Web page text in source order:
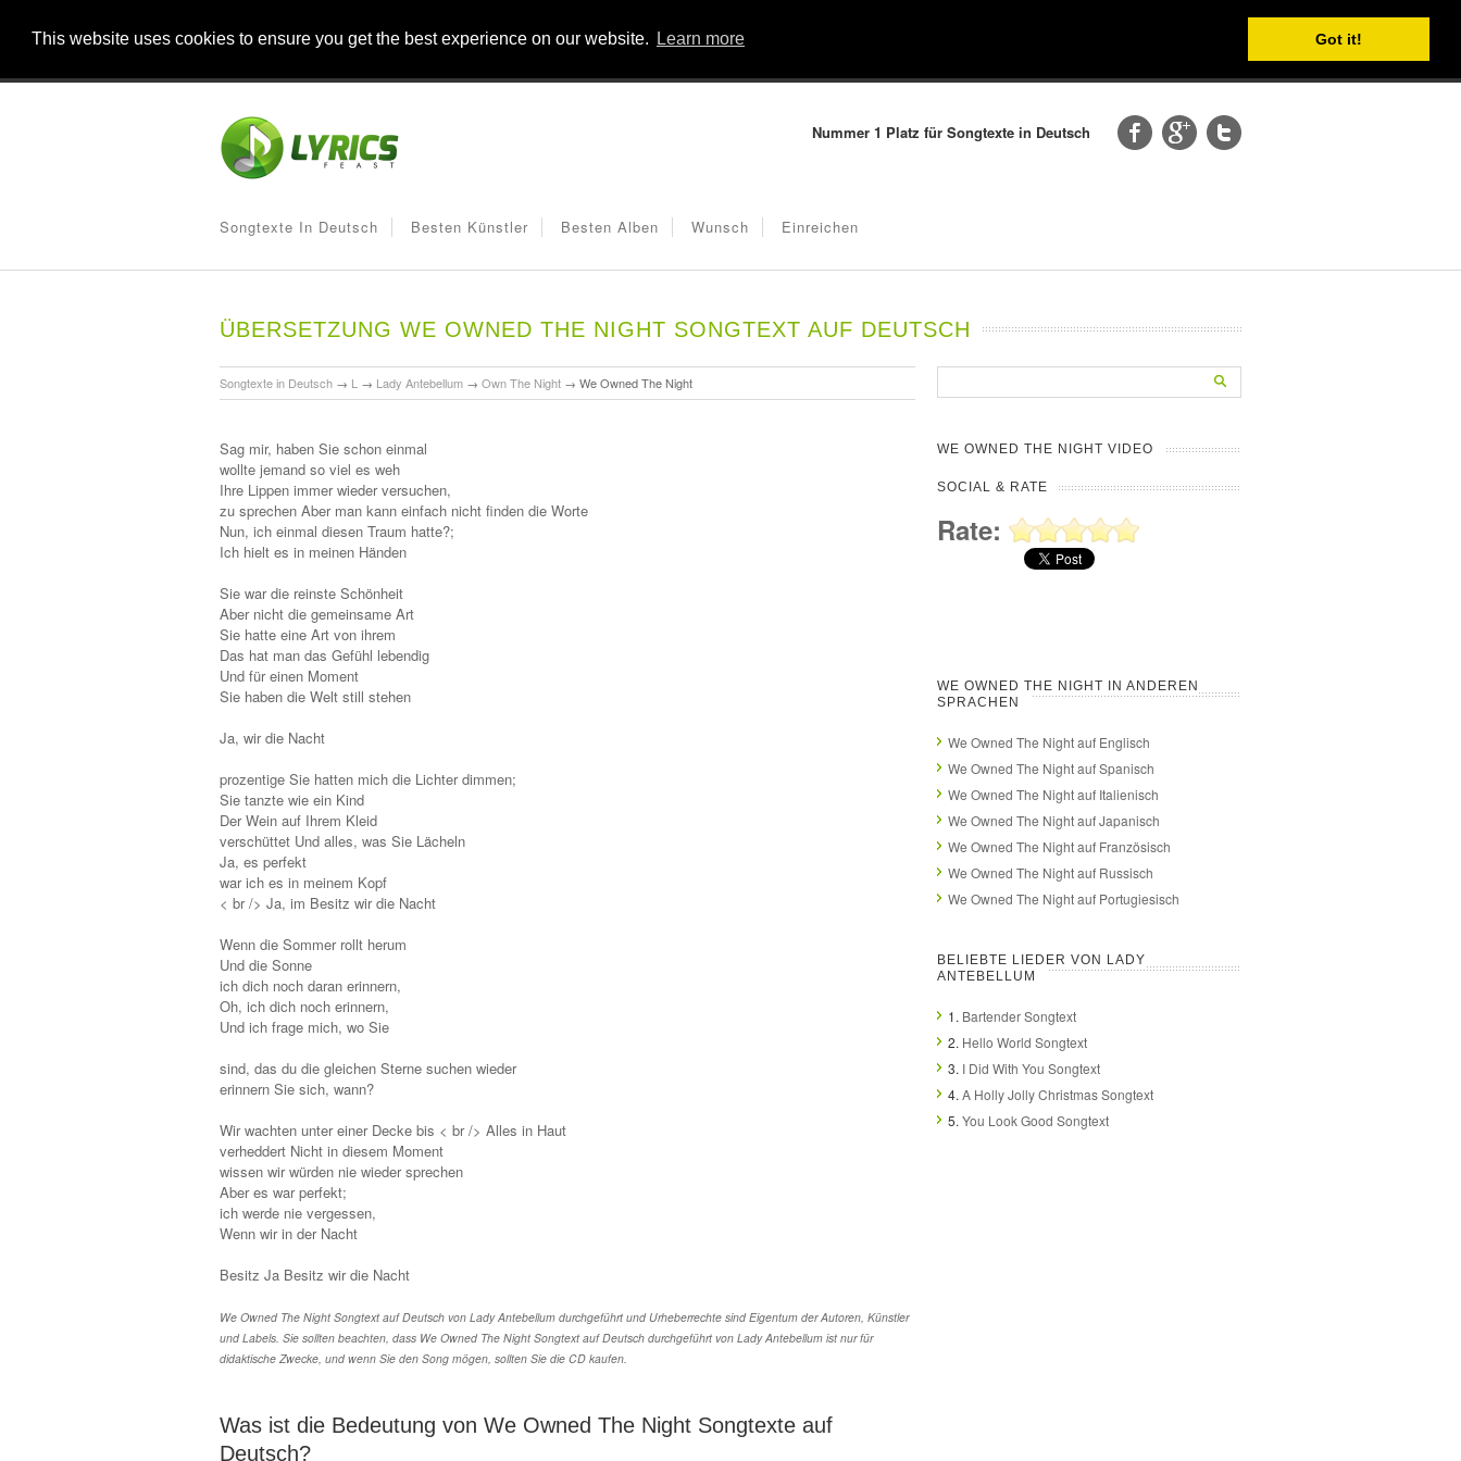
This website uses cookies to ensure you get the best experience on our website. Learn more Got it!
Nummer 1 Platz für Songtexte in Deutsch
Songtexte In Deutsch Besten Künstler Besten Alben Wunsch Einreichen
ÜBERSETZUNG WE OWNED THE NIGHT SONGTEXT AUF DEUTSCH
Songtexte in Deutsch → L → Lady Antebellum → Own The Night → We Owned The Night
Sag mir, haben Sie schon einmal
wollte jemand so viel es weh
Ihre Lippen immer wieder versuchen,
zu sprechen Aber man kann einfach nicht finden die Worte
Nun, ich einmal diesen Traum hatte?;
Ich hielt es in meinen Händen
Sie war die reinste Schönheit
Aber nicht die gemeinsame Art
Sie hatte eine Art von ihrem
Das hat man das Gefühl lebendig
Und für einen Moment
Sie haben die Welt still stehen
Ja, wir die Nacht
prozentige Sie hatten mich die Lichter dimmen;
Sie tanzte wie ein Kind
Der Wein auf Ihrem Kleid
verschüttet Und alles, was Sie Lächeln
Ja, es perfekt
war ich es in meinem Kopf
< br /> Ja, im Besitz wir die Nacht
Wenn die Sommer rollt herum
Und die Sonne
ich dich noch daran erinnern,
Oh, ich dich noch erinnern,
Und ich frage mich, wo Sie
sind, das du die gleichen Sterne suchen wieder
erinnern Sie sich, wann?
Wir wachten unter einer Decke bis < br /> Alles in Haut
verheddert Nicht in diesem Moment
wissen wir würden nie wieder sprechen
Aber es war perfekt;
ich werde nie vergessen,
Wenn wir in der Nacht
Besitz Ja Besitz wir die Nacht
We Owned The Night Songtext auf Deutsch von Lady Antebellum durchgeführt und Urheberrechte sind Eigentum der Autoren, Künstler
und Labels. Sie sollten beachten, dass We Owned The Night Songtext auf Deutsch durchgeführt von Lady Antebellum ist nur für
didaktische Zwecke, und wenn Sie den Song mögen, sollten Sie die CD kaufen.
Was ist die Bedeutung von We Owned The Night Songtexte auf
Deutsch?
WE OWNED THE NIGHT VIDEO
SOCIAL & RATE
Rate:
WE OWNED THE NIGHT IN ANDEREN
SPRACHEN
We Owned The Night auf Englisch
We Owned The Night auf Spanisch
We Owned The Night auf Italienisch
We Owned The Night auf Japanisch
We Owned The Night auf Französisch
We Owned The Night auf Russisch
We Owned The Night auf Portugiesisch
BELIEBTE LIEDER VON LADY
ANTEBELLUM
1. Bartender Songtext
2. Hello World Songtext
3. I Did With You Songtext
4. A Holly Jolly Christmas Songtext
5. You Look Good Songtext